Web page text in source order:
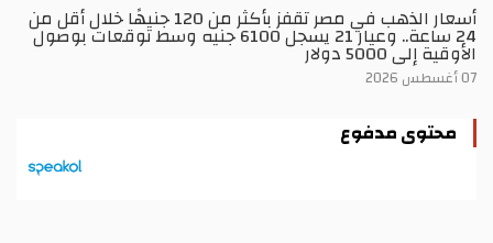
أسعار الذهب في مصر تقفز بأكثر من 120 جنيهًا خلال أقل من
24 ساعة.. وعيار 21 يسجل 6100 جنيه وسط توقعات بوصول
الأوقية إلى 5000 دولار
07 أغسطس 2026
محتوى مدفوع